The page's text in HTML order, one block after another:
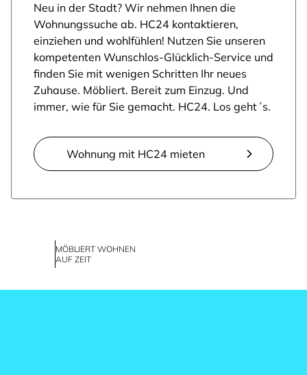
Neu in der Stadt? Wir nehmen Ihnen die
Wohnungssuche ab. HC24 kontaktieren,
einziehen und wohlfühlen! Nutzen Sie unseren
kompetenten Wunschlos-Glücklich-Service und
finden Sie mit wenigen Schritten Ihr neues
Zuhause. Möbliert. Bereit zum Einzug. Und
immer, wie für Sie gemacht. HC24. Los geht´s.
Wohnung mit HC24 mieten
MÖBLIERT WOHNEN
AUF ZEIT